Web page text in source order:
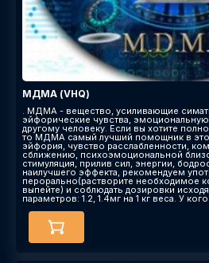
МДМА (VHQ)
. МДМА - вещество, усиливающие
эйфорические чувства,
другому человеку. Если вы хотите
то МДМА самый лучший помощник в
эйфория, чувство расслабленности,
сближению, психоэмоциональной
стимуляция, прилив сил, энергии,
наилучшего эффекта, рекомендуем
перорально(растворите необходимое
выпейте) и соблюдать дозировки
параметров: 1.2, 1.4мг на 1 кг веса. У